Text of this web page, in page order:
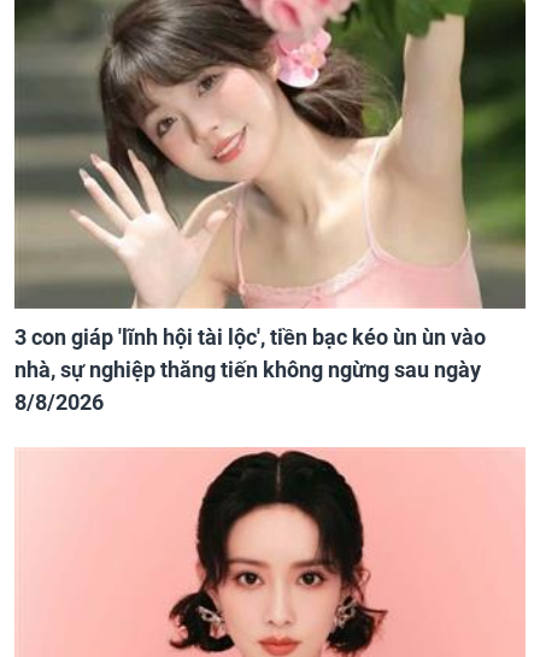
3 con giáp 'lĩnh hội tài lộc', tiền bạc kéo ùn ùn vào
nhà, sự nghiệp thăng tiến không ngừng sau ngày
8/8/2026